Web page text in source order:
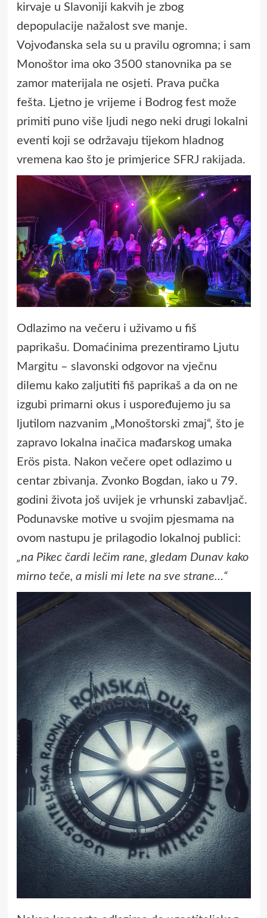
kirvaje u Slavoniji kakvih je zbog
depopulacije nažalost sve manje.
Vojvođanska sela su u pravilu ogromna; i sam
Monoštor ima oko 3500 stanovnika pa se
zamor materijala ne osjeti. Prava pučka
fešta. Ljetno je vrijeme i Bodrog fest može
primiti puno više ljudi nego neki drugi lokalni
eventi koji se održavaju tijekom hladnog
vremena kao što je primjerice SFRJ rakijada.
Odlazimo na večeru i uživamo u fiš
paprikašu. Domaćinima prezentiramo Ljutu
Margitu – slavonski odgovor na vječnu
dilemu kako zaljutiti fiš paprikaš a da on ne
izgubi primarni okus i uspoređujemo ju sa
ljutilom nazvanim „Monoštorski zmaj“, što je
zapravo lokalna inačica mađarskog umaka
Erös pista. Nakon večere opet odlazimo u
centar zbivanja. Zvonko Bogdan, iako u 79.
godini života još uvijek je vrhunski zabavljač.
Podunavske motive u svojim pjesmama na
ovom nastupu je prilagodio lokalnoj publici:
„na Pikec čardi lečim rane, gledam Dunav kako
mirno teče, a misli mi lete na sve strane…“